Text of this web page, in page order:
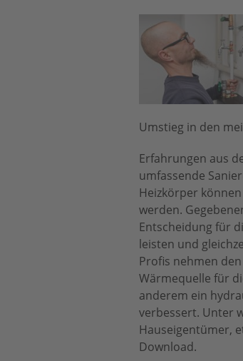
Umstieg in den
Erfahrungen aus
umfassende
Heizkörper
werden.
Entscheidung für
leisten und
Profis nehmen
Wärmequelle für
anderem ein
verbessert. Unter
Hauseigentümer,
Download.